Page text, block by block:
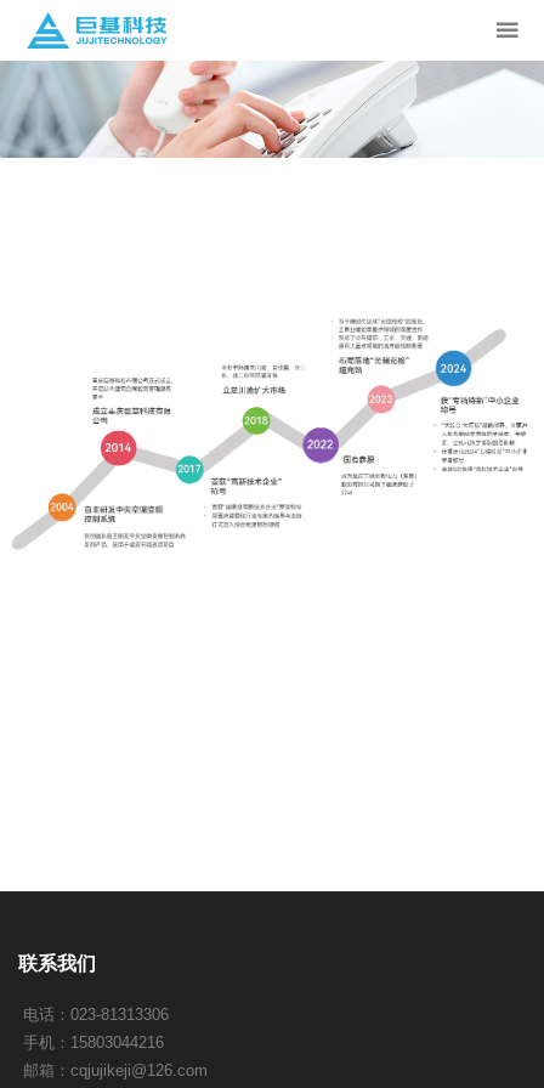
联系我们
电话：023-81313306
手机：15803044216
邮箱： cqjujikeji@126.com